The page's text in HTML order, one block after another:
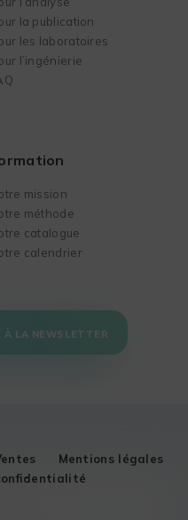
la publication
les laboratoires
l’ingénierie
mission
méthode
catalogue
calendrier
À LA NEWSLETTER
Mentions légales